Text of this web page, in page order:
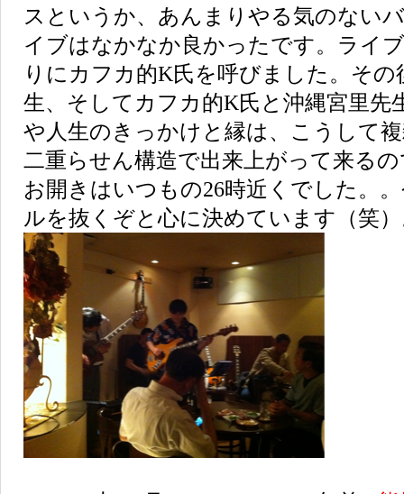
スというか、あんまりやる気のない
イブはなかなか良かったです。ライ
りにカフカ的K氏を呼びました。その
生、そしてカフカ的K氏と沖縄宮里先
や人生のきっかけと縁は、こうして
二重らせん構造で出来上がって来る
お開きはいつもの26時近くでした。
ルを抜くぞと心に決めています（笑